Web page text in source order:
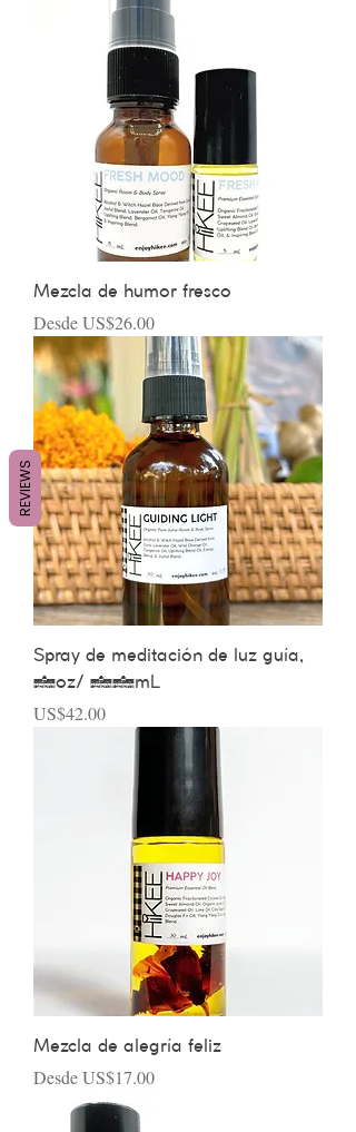
Mezcla de humor fresco
DesdeUS$26.00
Precio de oferta
Spray de meditación de luz guía,
2oz/ 60mL
Precio
US$42.00
Mezcla de alegría feliz
DesdeUS$17.00
Precio de oferta
REVIEWS